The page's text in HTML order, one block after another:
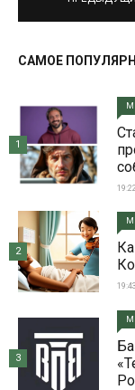
САМОЕ
1
2
3